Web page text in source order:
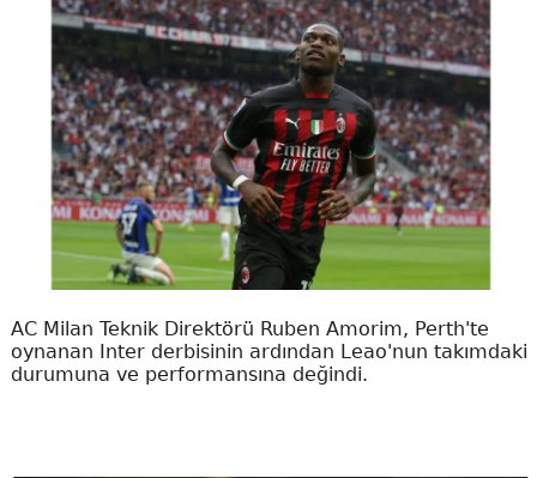
AC Milan Teknik Direktörü Ruben Amorim, Perth'te
oynanan Inter derbisinin ardından Leao'nun takımdaki
durumuna ve performansına değindi.